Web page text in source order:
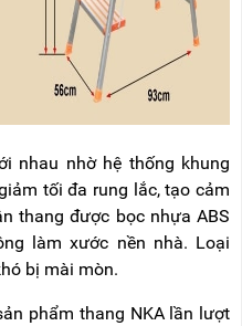
nhau nhờ hệ thống khung
tối đa rung lắc, tạo cảm
thang được bọc nhựa ABS
làm xước nền nhà. Loại
bị mài mòn.
phẩm thang NKA lần lượt